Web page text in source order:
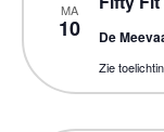
MA
10 De
Zie